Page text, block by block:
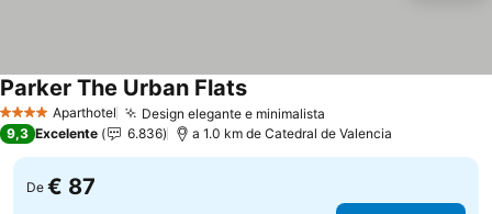
4 EstrelasAparthotel Design elegante e minimalista
Parker The Urban Flats
9,3 Excelente 6.836 a 1.0 km de Catedral de Valencia
De € 87